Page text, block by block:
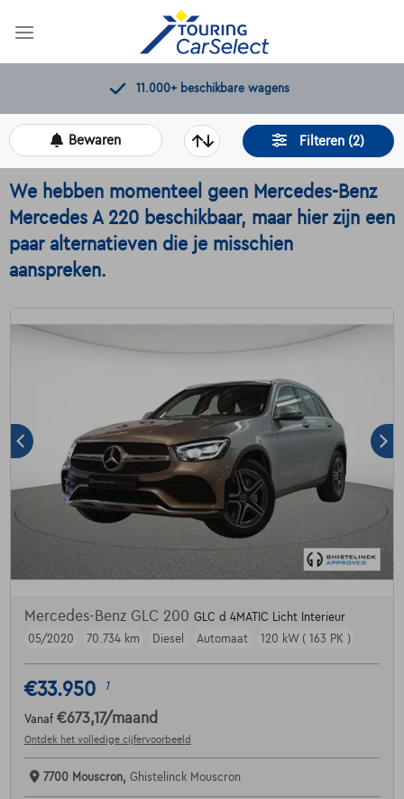
Kwaliteitscontroles door Touring
Filteren (2)
Bewaren
We hebben momenteel geen Mercedes-Benz
Mercedes A 220 beschikbaar, maar hier zijn een
paar alternatieven die je misschien
aanspreken.
Mercedes-Benz GLC 200 GLC d 4MATIC Licht Interieur
05/2020
70.734 km Diesel Automaat 120 kW ( 163 PK )
€33.950 1
Vanaf €673,17/maand
Ontdek het volledige cijfervoorbeeld
7700 Mouscron, Ghistelinck Mouscron